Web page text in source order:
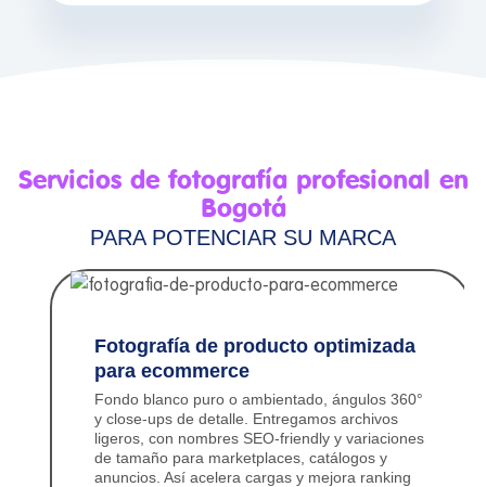
Servicios de fotografía profesional en
Bogotá
PARA POTENCIAR SU MARCA
Fotografía de producto optimizada
para ecommerce
Fondo blanco puro o ambientado, ángulos 360°
y close-ups de detalle. Entregamos archivos
ligeros, con nombres SEO-friendly y variaciones
de tamaño para marketplaces, catálogos y
anuncios. Así acelera cargas y mejora ranking